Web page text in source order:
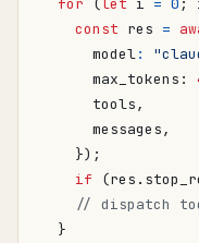
for
(let i = 0 ;
const res =
model:
max_tokens :
tools,
messages,
});
if
(res .
}